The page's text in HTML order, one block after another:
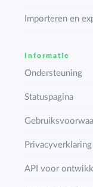
Importeren en
Informatie
Ondersteuning
Statuspagina
Privacyverklaring
API voor